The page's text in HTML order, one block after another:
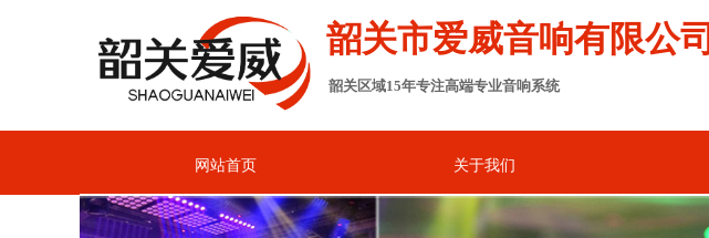
韶关市爱威音响有限公司
韶关区域15年专注高端专业音响系统
网站首页 关于我们